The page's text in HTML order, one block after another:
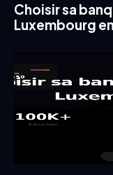
Choisir sa
Luxembourg